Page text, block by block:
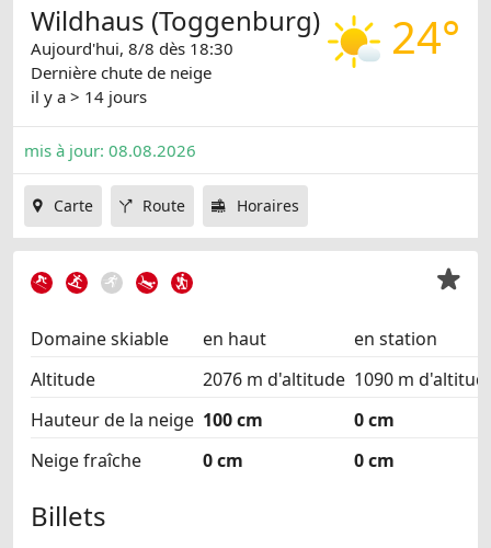
24°
Wildhaus (Toggenburg)
Aujourd'hui, 8/8 dès 18:30
Dernière chute de neige
il y a > 14 jours
mis à jour: 08.08.2026
Carte Route Horaires
Domaine skiable en haut
en station
Altitude
2076 m d'altitude 1090 m
Hauteur de la neige 100 cm
0 cm
Neige fraîche
0 cm 0 cm
Billets